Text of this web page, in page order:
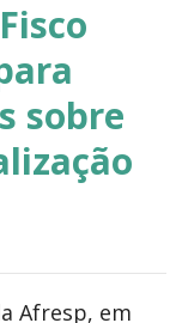
sobre
Afresp, em